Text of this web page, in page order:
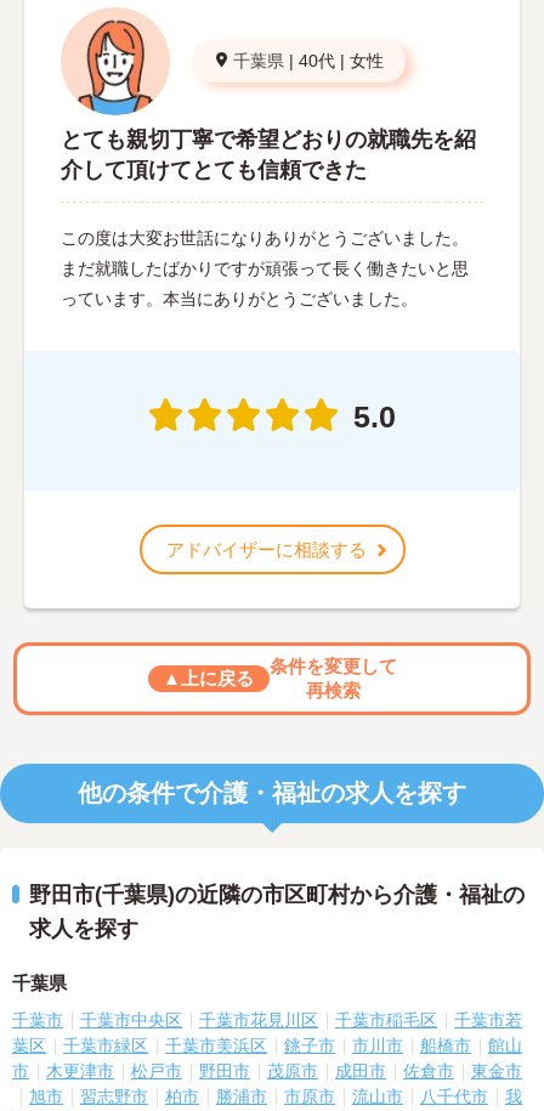
千葉県 | 40代 | 女性
とても親切丁寧で希望どおりの就職先を紹
介して頂けてとても信頼できた
この度は大変お世話になりありがとうございました。
まだ就職したばかりですが頑張って長く働きたいと思
っています。本当にありがとうございました。
5.0
アドバイザーに相談する
▲上に戻る
条件を変更して
再検索
他の条件で介護・福祉の求人を探す
野田市(千葉県)の近隣の市区町村から介護・福祉の
求人を探す
千葉県
千葉市 千葉市中央区 千葉市花見川区 千葉市稲毛区
千葉市若
葉区
千葉市緑区 千葉市美浜区 銚子市 市川市 船橋市
館山
市
木更津市 松戸市 野田市 茂原市 成田市 佐倉市
東金市
旭市
習志野市 柏市 勝浦市 市原市 流山市 八千代市
我